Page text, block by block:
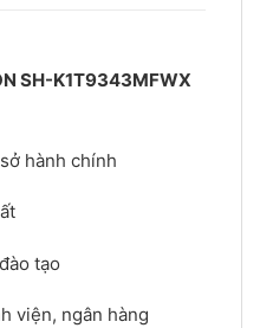
SH-K1T9343MFWX
hành chính
tạo
viện, ngân hàng